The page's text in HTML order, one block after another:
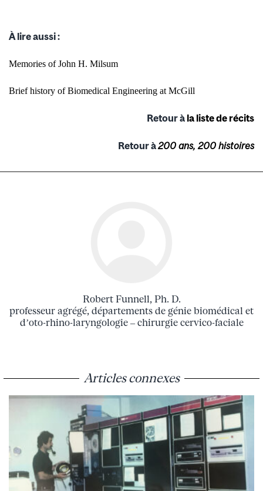
À lire aussi :
Memories of John H. Milsum
Brief history of Biomedical Engineering at McGill
Retour à la liste de récits
Retour à200 ans, 200 histoires
Robert Funnell, Ph. D.
professeur agrégé, départements de génie biomédical et
d’oto-rhino-laryngologie – chirurgie cervico-faciale
Articles connexes